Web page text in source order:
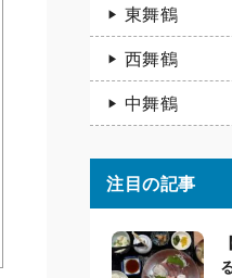
東舞鶴
西舞鶴
中舞鶴
注目の記事